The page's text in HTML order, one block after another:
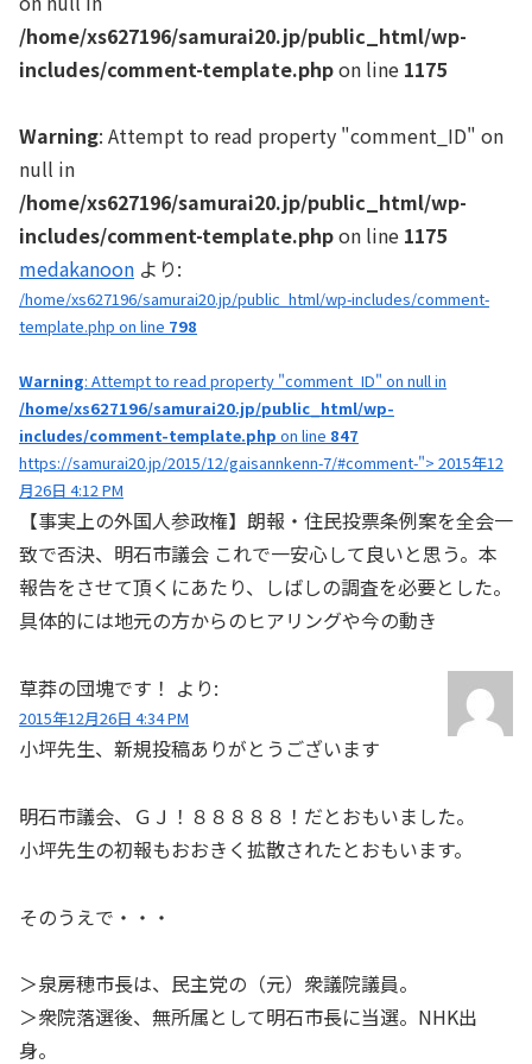
/home/xs627196/samurai20.jp/public_html/wp-
includes/comment-template.phpon line 1175
Warning: Attempt to read property "comment_ID" on
null in
/home/xs627196/samurai20.jp/public_html/wp-
includes/comment-template.phpon line 1175
medakanoon より:
/home/xs627196/samurai20.jp/public_html/wp-includes/comment-
template.php on line 798
Warning: Attempt to read property "comment_ID" on null in
/home/xs627196/samurai20.jp/public_html/wp-
includes/comment-template.php on line 847
https://samurai20.jp/2015/12/gaisannkenn-7/#comment-"> 2015年12
月26日 4:12 PM
【事実上の外国人参政権】朗報・住民投票条例案を全会一
致で否決、明石市議会 これで一安心して良いと思う。本
報告をさせて頂くにあたり、しばしの調査を必要とした。
具体的には地元の方からのヒアリングや今の動き
草莽の団塊です！ より:
2015年12月26日 4:34 PM
小坪先生、新規投稿ありがとうございます
明石市議会、ＧＪ！８８８８８！だとおもいました。
小坪先生の初報もおおきく拡散されたとおもいます。
そのうえで・・・
＞泉房穂市長は、民主党の（元）衆議院議員。
＞衆院落選後、無所属として明石市長に当選。NHK出
身。